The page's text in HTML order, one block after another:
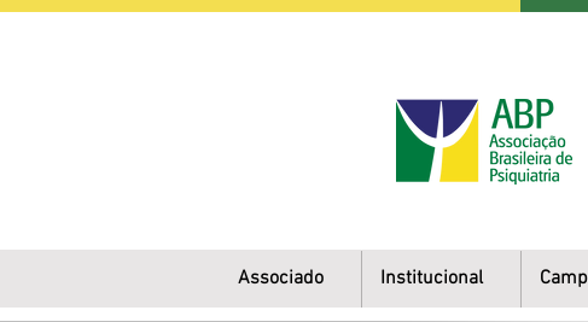
Associado Institucional